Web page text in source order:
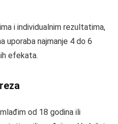
i individualnim rezultatima,
uporaba najmanje 4 do 6
efekata.
od 18 godina ili